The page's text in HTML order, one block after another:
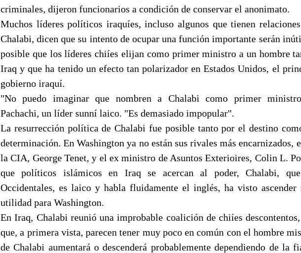
criminales, dijeron funcionarios a condición de conservar el anonimato.
Muchos líderes políticos iraquíes, incluso algunos que tienen
Chalabi, dicen que su intento de ocupar una función importante serán
posible que los líderes chiíes elijan como primer ministro a un hombre
Iraq y que ha tenido un efecto tan polarizador en Estados Unidos, el
gobierno iraquí.
"No puedo imaginar que nombren a Chalabi como primer
Pachachi, un líder sunní laico. "Es demasiado impopular".
La resurrección política de Chalabi fue posible tanto por el destino
determinación. En Washington ya no están sus rivales más encarnizados,
la CIA, George Tenet, y el ex ministro de Asuntos Exterioires, Colin L.
que políticos islámicos en Iraq se acercan al poder, Chalabi,
Occidentales, es laico y habla fluidamente el inglés, ha visto ascender
utilidad para Washington.
En Iraq, Chalabi reunió una improbable coalición de chiíes
que, a primera vista, parecen tener muy poco en común con el hombre
de Chalabi aumentará o descenderá probablemente dependiendo de la